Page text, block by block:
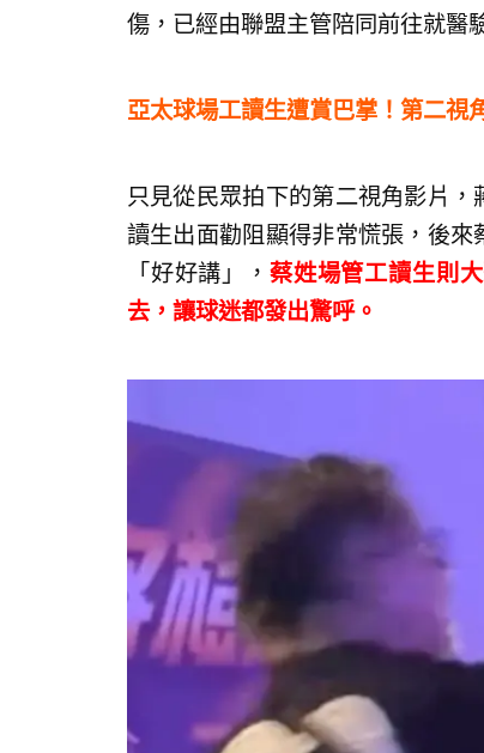
傷，已經由聯盟主管陪同前往就醫
亞太球場工讀生遭賞巴掌！第二視
只見從民眾拍下的第二視角影片
讀生出面勸阻顯得非常慌張，後
「好好講」， 蔡姓場管工讀生則
去，讓球迷都發出驚呼。